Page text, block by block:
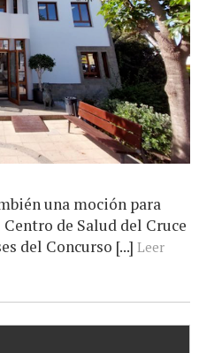
una moción para
de Salud del Cruce
del Concurso [...] Leer